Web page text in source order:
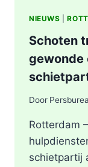
NIEUWS |
Schoten
gewonde
Door
Rotterdam
schietpartij